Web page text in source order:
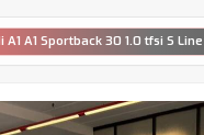
A1 A1 Sportback 30 1.0 tfsi S